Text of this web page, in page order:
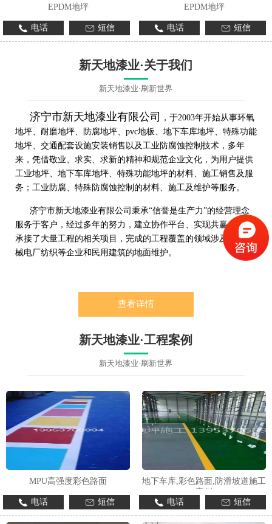
EPDM地坪
电话 短信
EPDM地坪
电话 短信
新天地漆业·关于我们
新天地漆业·刷新世界
济宁市新天地漆业有限公司
，于2003年开始从事环氧
地坪、耐磨地坪、防腐地坪、pvc地板、地下车库地坪、特殊功能
地坪、交通配套设施安装销售以及工业防腐蚀控制技术，多年
来，凭借敬业、求实、求新的精神和规范企业文化，为用户提供
工业地坪、地下车库地坪、特殊功能地坪的材料、施工销售及服
务；工业防腐、特殊防腐蚀控制的材料、施工及维护等服务。
济宁市新天地漆业有限公司秉承“信誉是生产力”的经营理念
服务于客户，经过多年的努力，建立协作平台、实现共赢，先后
承接了大量工程的相关项目，完成的工程覆盖的领域涉及工程机
械电厂纺织等企业和民用建筑的地面维护。
查看详情
新天地漆业·工程案例
新天地漆业·刷新世界
MPU高强度彩色路面
电话 短信
地下车库,彩色路面,防滑坡道施工
电话
短信